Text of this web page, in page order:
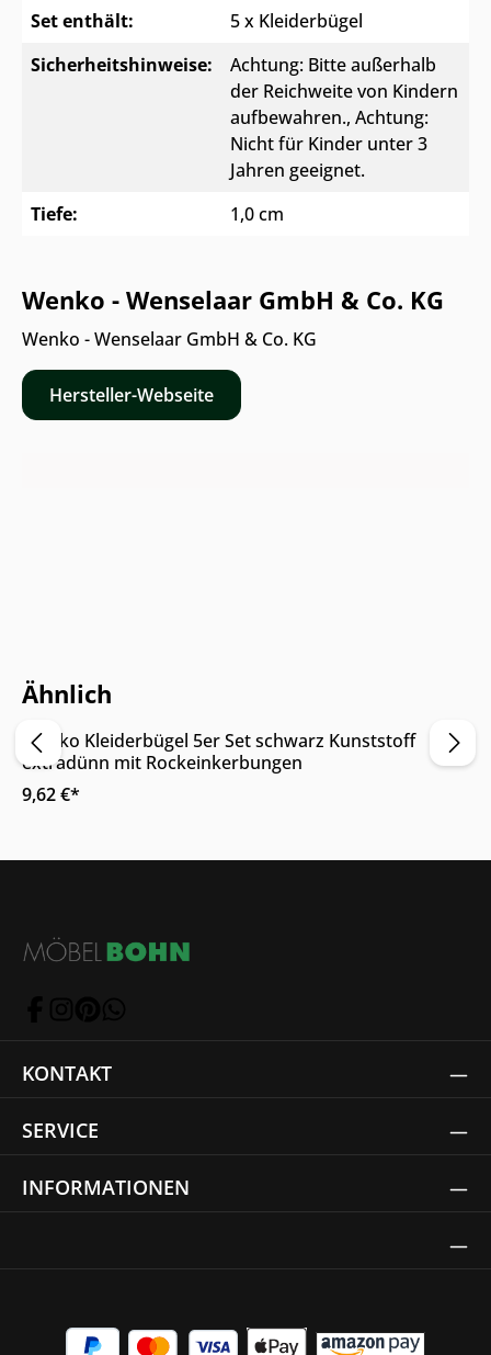
Set enthält:
5 x Kleiderbügel
Sicherheitshinweise:
Achtung: Bitte außerhalb
der Reichweite von Kindern
aufbewahren., Achtung:
Nicht für Kinder unter 3
Jahren geeignet.
Tiefe:
1,0 cm
Wenko - Wenselaar GmbH & Co. KG
Wenko - Wenselaar GmbH & Co. KG
Hersteller-Webseite
Ähnlich
Online & im Möbelhaus verfügbar
Wenko Kleiderbügel 5er Set schwarz Kunststoff
extradünn mit Rockeinkerbungen
9,62 €*
KONTAKT
SERVICE
INFORMATIONEN